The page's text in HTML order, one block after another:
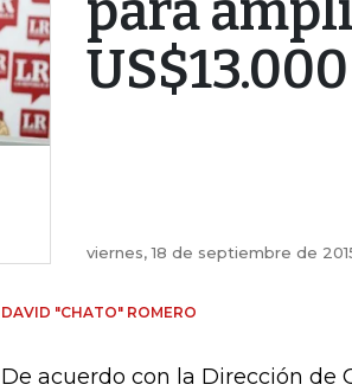
viernes, 18 de septiembre de
DAVID "CHATO" ROMERO
De acuerdo con la Dirección de